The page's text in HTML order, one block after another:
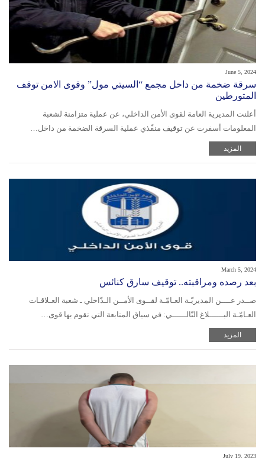
June 5, 2024
سرقة ضخمة من داخل مجمع “السيتي مول” وقوى الامن توقف
المتورطين
أعلنت المديرية العامة لقوى الأمن الداخلي، عن عملية متزامنة لشعبة
المعلومات أسفرت عن توقيف منفّذي عملية السرقة الضخمة من داخل…
المزيد
March 5, 2024
بعد رصده ومراقبته.. توقيف سارق كنائس
صــدر عــــن المديريّـة العـامّـة لقــوى الأمــن الـدّاخلي ـ شعبة العـلاقـات
العـامّـة البــــــلاغ التّالــــــي: في سياق المتابعة التي تقوم بها قوى…
المزيد
July 19, 2023